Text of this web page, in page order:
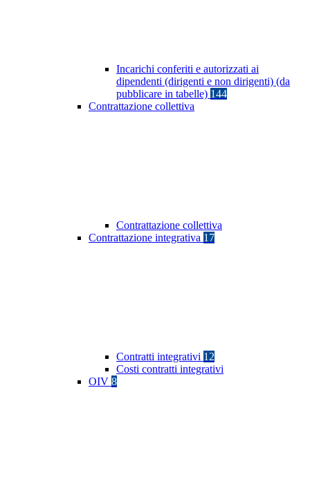
Incarichi conferiti e autorizzati ai
dipendenti (dirigenti e non dirigenti) (da
pubblicare in tabelle) 144
Contrattazione collettiva
Contrattazione collettiva
Contrattazione integrativa 17
Contratti integrativi 12
Costi contratti integrativi
OIV 8